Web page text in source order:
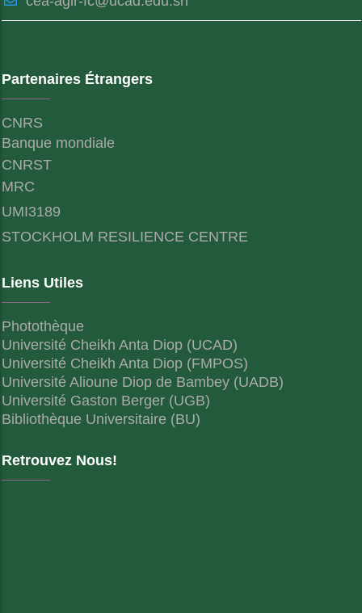
Partenaires Étrangers
CNRS
Banque mondiale
CNRST
MRC
UMI3189
STOCKHOLM RESILIENCE CENTRE
Liens Utiles
Photothèque
Université Cheikh Anta Diop (UCAD)
Université Cheikh Anta Diop (FMPOS)
Université Alioune Diop de Bambey (UADB)
Université Gaston Berger (UGB)
Bibliothèque Universitaire (BU)
Retrouvez Nous!